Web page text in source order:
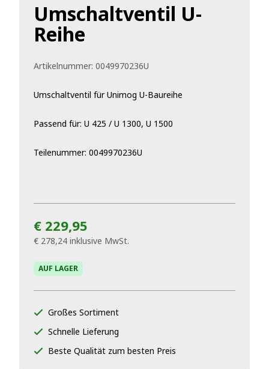
Umschaltventil U-
Reihe
Artikelnummer: 0049970236U
Umschaltventil für Unimog U-Baureihe
Passend für: U 425 / U 1300, U 1500
Teilenummer: 0049970236U
€ 229,95
€ 278,24 inklusive MwSt.
AUF LAGER
Großes Sortiment
Schnelle Lieferung
Beste Qualität zum besten Preis